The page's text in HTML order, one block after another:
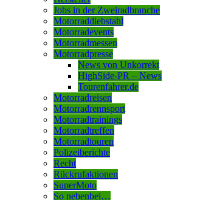
Jobs in der Zweiradbranche
Motorraddiebstahl
Motorradevents
Motorradmessen
Motorradpresse
News von Unkorrekt
HighSide-PR – News
Tourenfahrer.de
Motorradreisen
Motorradrennsport
Motorradtrainings
Motorradtreffen
Motorradtouren
Polizeiberichte
Recht
Rückrufaktionen
SuperMoto
So nebenbei…